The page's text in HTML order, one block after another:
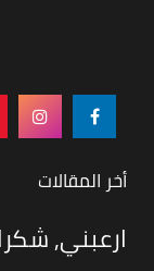
أخر المقالات
ارعبني, شكرا